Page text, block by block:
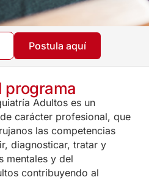
Postula aquí
programa
Adultos es un
carácter profesional, que
las competencias
diagnosticar, tratar y
mentales y del
contribuyendo al